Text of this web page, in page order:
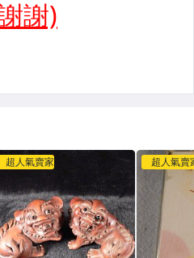
超人氣賣家 超人氣賣